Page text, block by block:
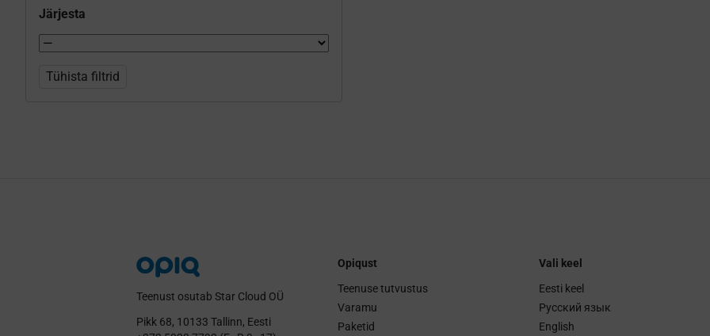
Järjesta
Tühista filtrid
Teenust osutab Star Cloud OÜ
Pikk 68, 10133 Tallinn, Eesti
Opiqust
Teenuse tutvustus
Varamu
Paketid
Vali keel
Eesti keel
Русский язык
English